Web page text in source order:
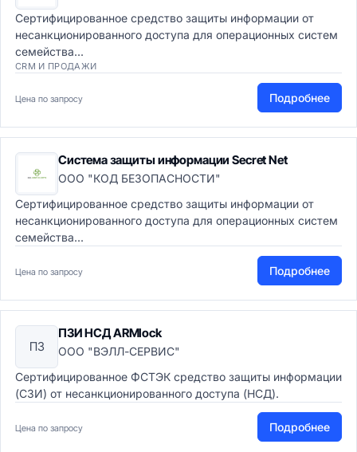
Сертифицированное средство защиты информации от
несанкционированного доступа для операционных систем
семейства...
CRM И ПРОДАЖИ
Цена по запросу Подробнее
Система защиты информации Secret Net
ООО "КОД БЕЗОПАСНОСТИ"
Сертифицированное средство защиты информации от
несанкционированного доступа для операционных систем
семейства...
Цена по запросу Подробнее
ПЗ
ПЗИ НСД ARMlock
ООО "ВЭЛЛ-СЕРВИС"
Сертифицированное ФСТЭК средство защиты информации
(СЗИ) от несанкционированного доступа (НСД).
Цена по запросу Подробнее